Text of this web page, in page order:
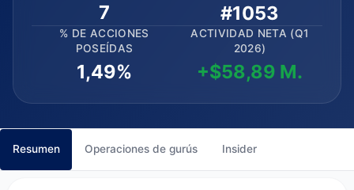
7 #1053
% DE ACCIONES
POSEÍDAS
1,49%
ACTIVIDAD NETA (Q1
2026)
+$58,89 M.
Resumen Operaciones de gurús Insider